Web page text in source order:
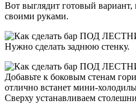
Вот выглядит готовый
своими руками.
Нужно сделать заднюю стенку.
Добавьте к боковым стенам
отлично встанет мини-
Сверху устанавливаем